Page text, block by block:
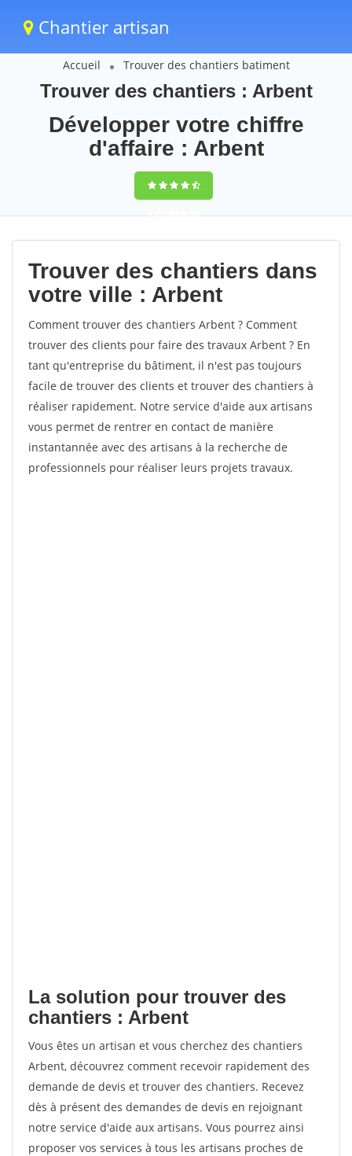
Chantier artisan
Accueil Trouver des chantiers batiment
Trouver des chantiers : Arbent
Développer votre chiffre
d'affaire : Arbent
9,5(100%)56
votes
Trouver des chantiers dans
votre ville : Arbent
Comment trouver des chantiers Arbent ? Comment
trouver des clients pour faire des travaux Arbent ? En
tant qu'entreprise du bâtiment, il n'est pas toujours
facile de trouver des clients et trouver des chantiers à
réaliser rapidement. Notre service d'aide aux artisans
vous permet de rentrer en contact de manière
instantannée avec des artisans à la recherche de
professionnels pour réaliser leurs projets travaux.
La solution pour trouver des
chantiers : Arbent
Vous êtes un artisan et vous cherchez des chantiers
Arbent, découvrez comment recevoir rapidement des
demande de devis et trouver des chantiers. Recevez
dès à présent des demandes de devis en rejoignant
notre service d'aide aux artisans. Vous pourrez ainsi
proposer vos services à tous les artisans proches de